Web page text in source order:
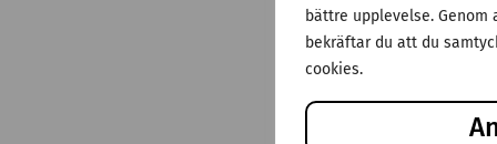
bättre upplevelse.
bekräftar du att du
cookies.